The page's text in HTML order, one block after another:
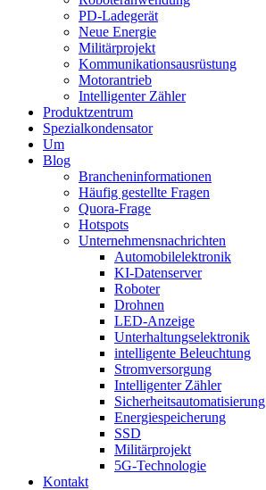
PD-Ladegerät
Neue Energie
Militärprojekt
Kommunikationsausrüstung
Motorantrieb
Intelligenter Zähler
Produktzentrum
Spezialkondensator
Um
Blog
Brancheninformationen
Häufig gestellte Fragen
Quora-Frage
Hotspots
Unternehmensnachrichten
Automobilelektronik
KI-Datenserver
Roboter
Drohnen
LED-Anzeige
Unterhaltungselektronik
intelligente Beleuchtung
Stromversorgung
Intelligenter Zähler
Sicherheitsautomatisierung
Energiespeicherung
SSD
Militärprojekt
5G-Technologie
Kontakt